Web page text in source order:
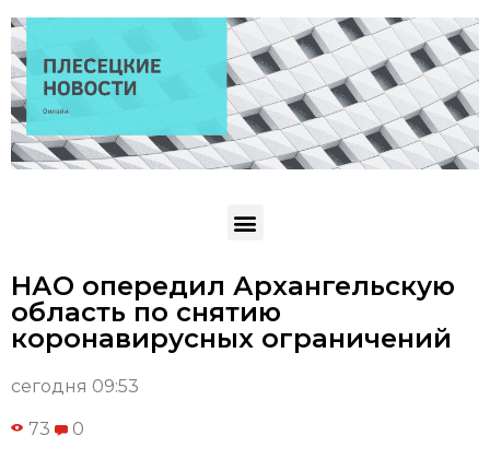
НАО опередил Архангельскую
область по снятию
коронавирусных ограничений
сегодня 09:53
73 0